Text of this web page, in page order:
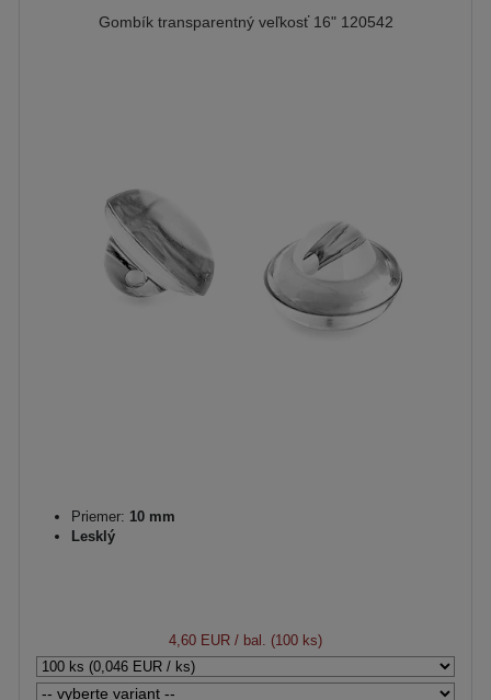
Gombík transparentný veľkosť 16" 120542
Priemer: 10 mm
Lesklý
4,60 EUR / bal. (100 ks)